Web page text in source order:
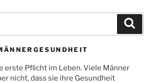
erste Pflicht im Leben. Viele Männer
nicht, dass sie ihre Gesundheit